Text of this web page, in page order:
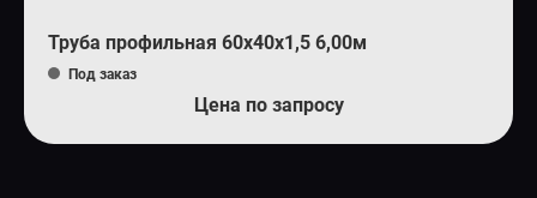
Труба профильная 60х40х1,5 6,00м
Под заказ
Цена по запросу